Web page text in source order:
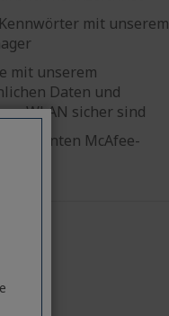
mit unserem
mit unserem
Daten und
WLAN sicher sind
McAfee-